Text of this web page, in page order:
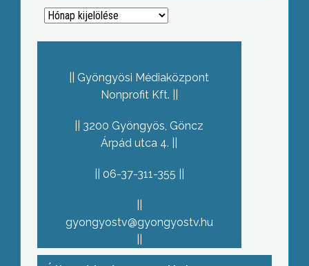
Archívum
Gyöngyösi Médiaközpont
Nonprofit Kft.
3200 Gyöngyös, Göncz
Árpád utca 4.
06-37-311-355
gyongyostv@gyongyostv.hu